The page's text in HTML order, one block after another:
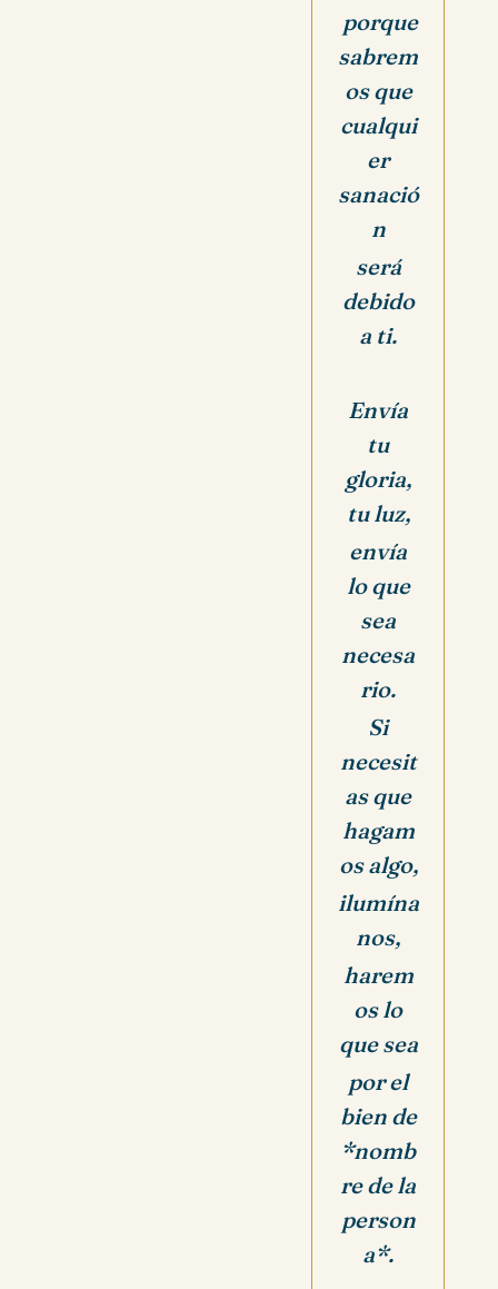
porque
sabrem
os que
cualqui
er
sanació
n
será
debido
a ti.
Envía
tu
gloria,
tu luz,
envía
lo que
sea
necesa
rio.
Si
necesit
as que
hagam
os algo,
ilumína
nos,
harem
os lo
que sea
por el
bien de
*nomb
re de la
person
a*.